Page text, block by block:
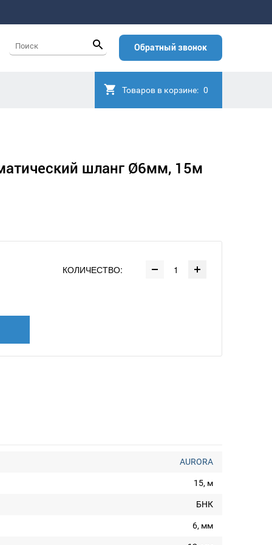
Обратный звонок
Товаров в корзине: 0
шланг Ø6мм, 15м
КОЛИЧЕСТВО:
AURORA
15, м
БНК
6, мм